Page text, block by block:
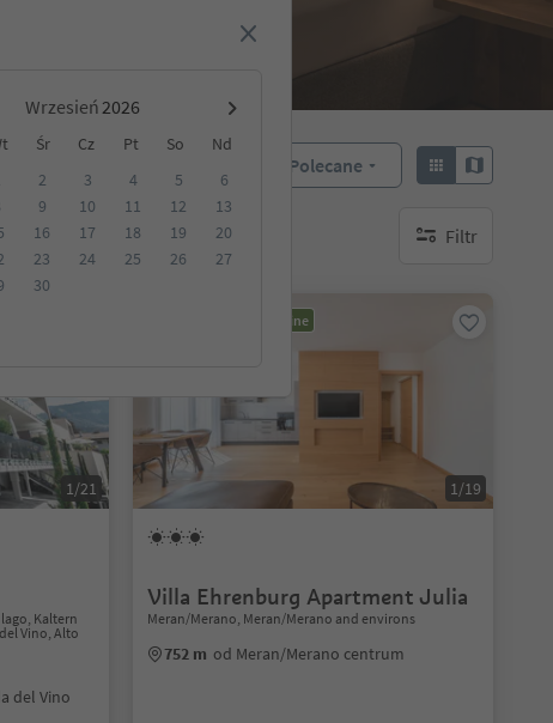
Wrzesień
Śr Cz Pt So
Nd
2 3 4 5
6
9 10 11 12
13
16 17 18 19
20
23 24 25 26
27
30
Polecane
Filtr
brak aktywnych
1/21
Kaltern
Vino, Alto
del Vino
Możliwość rezerwacji online
1/19
Villa Ehrenburg Apartment Julia
Meran/Merano, Meran/Merano and environs
752 m od Meran/Merano centrum